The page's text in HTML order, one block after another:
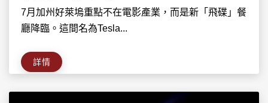
7月加州好萊塢重點不在電影產業，而是新「飛碟」餐
廳降臨。這間名為Tesla...
詳情